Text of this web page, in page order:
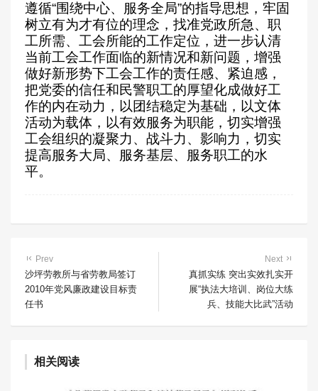
遵循“围绕中心、服务全局”的指导思想，牢固
树立有为才有位的理念， 找准党政所急、职
工所需、工会所能的工作定位，进一步认清
当前工会工作面临的新情况和新问题，增强
做好新形势下工会工作的责任感、紧迫感，
把党委的信任和民警职工的厚望化成做好工
作的内在动力，以团结稳定为基础，以文体
活动为载体，以有效服务为职能，切实增强
工会组织的凝聚力、战斗力、影响力，切实
提高服务大局、服务基层、服务职工的水
平。
Prev
沙坪劳教所与省劳教局签订
2010年党风廉政建设目标责
任书
Next
真抓实练 突出实效扎实开
展“执法大培训、岗位大练
兵、技能大比武”活动
相关阅读